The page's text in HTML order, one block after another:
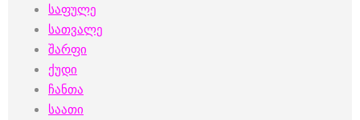
საფულე
სათვალე
შარფი
ქუდი
ჩანთა
საათი